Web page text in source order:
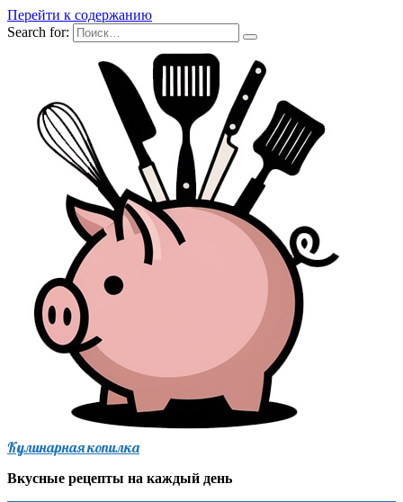
Перейти к содержанию
Search for:
Кулинарная копилка
Вкусные рецепты на каждый день